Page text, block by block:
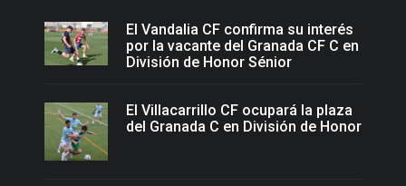
El Vandalia CF confirma su interés
por la vacante del Granada CF C en
División de Honor Sénior
El Villacarrillo CF ocupará la plaza
del Granada C en División de Honor